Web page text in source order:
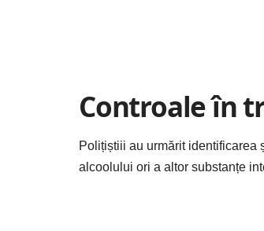
Controale în
Polițiștiii au urmărit identificarea
alcoolului ori a altor substanțe